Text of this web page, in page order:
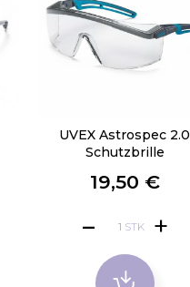
UVEX Astrospec 2.0
Schutzbrille
19,50 €
STK